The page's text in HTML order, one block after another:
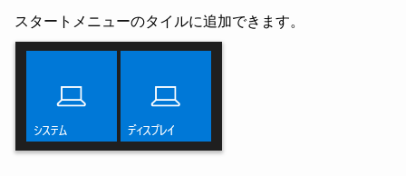
スタートメニューのタイルに追加できます。